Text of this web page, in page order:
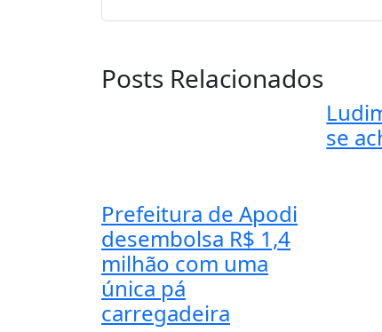
Posts Relacionados
Prefeitura de Apodi
desembolsa R$ 1,4
milhão com uma
única pá
carregadeira
se